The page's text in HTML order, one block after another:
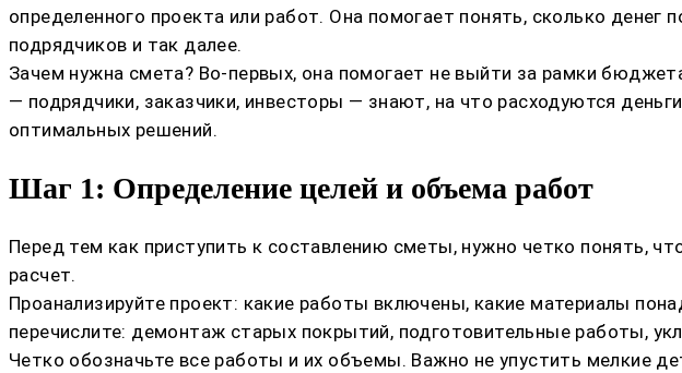
определенного проекта или работ. Она помогает понять, сколько денег
подрядчиков и так далее.
Зачем нужна смета? Во-первых, она помогает не выйти за рамки
— подрядчики, заказчики, инвесторы — знают, на что расходуются
оптимальных решений.
Шаг 1: Определение целей и объема работ
Перед тем как приступить к составлению сметы, нужно четко понять,
расчет.
Проанализируйте проект: какие работы включены, какие материалы
перечислите: демонтаж старых покрытий, подготовительные работы,
Четко обозначьте все работы и их объемы. Важно не упустить мелкие